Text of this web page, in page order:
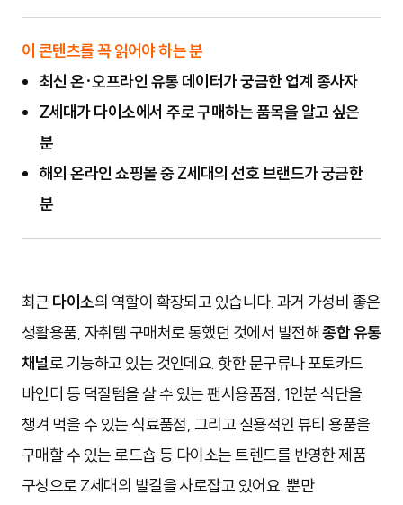
이 콘텐츠를 꼭 읽어야 하는 분
최신 온·오프라인 유통 데이터가 궁금한 업계 종사자
Z세대가 다이소에서 주로 구매하는 품목을 알고 싶은
분
해외 온라인 쇼핑몰 중 Z세대의 선호 브랜드가 궁금한
분
최근 다이소의 역할이 확장되고 있습니다. 과거 가성비 좋은
생활용품, 자취템 구매처로 통했던 것에서 발전해종합 유통
채널로 기능하고 있는 것인데요. 핫한 문구류나 포토카드
바인더 등 덕질템을 살 수 있는 팬시용품점, 1인분 식단을
챙겨 먹을 수 있는 식료품점, 그리고 실용적인 뷰티 용품을
구매할 수 있는 로드숍 등 다이소는 트렌드를 반영한 제품
구성으로 Z세대의 발길을 사로잡고 있어요. 뿐만